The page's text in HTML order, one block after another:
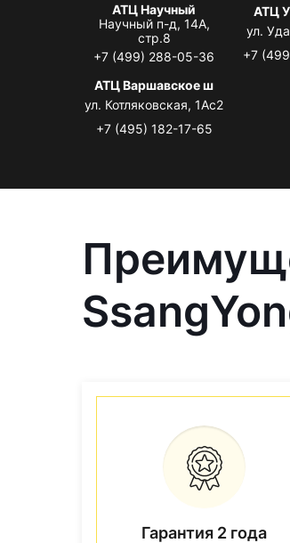
АТЦ Научный
Научный п-д, 14А,
стр.8
+7 (499) 288-05-36
АТЦ
ул.
+7
АТЦ Варшавское ш
ул. Котляковская, 1Ас2
+7 (495) 182-17-65
Гарантия 2 года